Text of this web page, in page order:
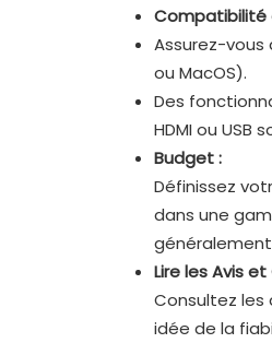
Compatibilité
Assurez-
ou MacOS).
Des
HDMI ou
Budget :
Définissez
dans une
Lire les Avis
Consultez les
idée de la